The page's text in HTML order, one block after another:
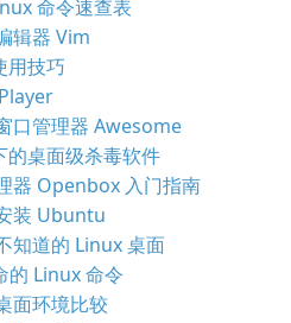
命令速查表
辑器 Vim
用技巧
口管理器 Awesome
的桌面级杀毒软件
器 Openbox 入门指南
装 Ubuntu
知道的 Linux 桌面
的 Linux 命令
面环境比较